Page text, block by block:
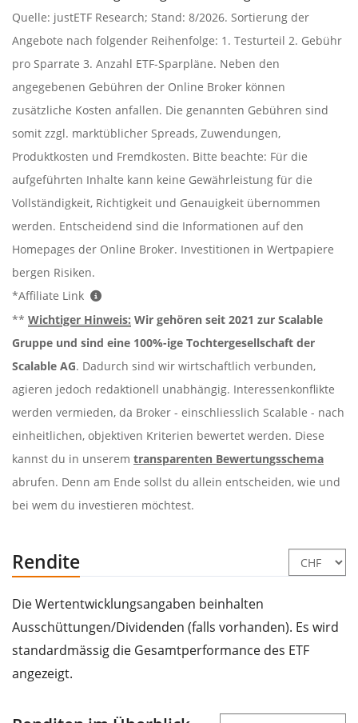
Quelle: justETF Research; Stand: 8/2026. Sortierung der
Angebote nach folgender Reihenfolge: 1. Testurteil 2. Gebühr
pro Sparrate 3. Anzahl ETF-Sparpläne. Neben den
angegebenen Gebühren der Online Broker können
zusätzliche Kosten anfallen. Die genannten Gebühren sind
somit zzgl. marktüblicher Spreads, Zuwendungen,
Produktkosten und Fremdkosten. Bitte beachte: Für die
aufgeführten Inhalte kann keine Gewährleistung für die
Vollständigkeit, Richtigkeit und Genauigkeit übernommen
werden. Entscheidend sind die Informationen auf den
Homepages der Online Broker. Investitionen in Wertpapiere
bergen Risiken.
*Affiliate Link
** Wichtiger Hinweis: Wir gehören seit 2021 zur Scalable
Gruppe und sind eine 100%-ige Tochtergesellschaft der
Scalable AG. Dadurch sind wir wirtschaftlich verbunden,
agieren jedoch redaktionell unabhängig. Interessenkonflikte
werden vermieden, da Broker - einschliesslich Scalable - nach
einheitlichen, objektiven Kriterien bewertet werden. Diese
kannst du in unserem transparenten Bewertungsschema
abrufen. Denn am Ende sollst du allein entscheiden, wie und
bei wem du investieren möchtest.
Rendite
Die Wertentwicklungsangaben beinhalten
Ausschüttungen/Dividenden (falls vorhanden). Es wird
standardmässig die Gesamtperformance des ETF
angezeigt.